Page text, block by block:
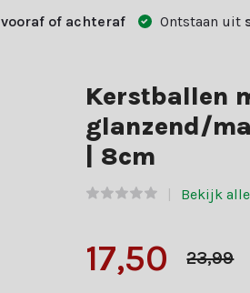
vooraf of achteraf Ontstaan uit
Kerstballen
glanzend/
| 8cm
Bekijk
17,50 23,99